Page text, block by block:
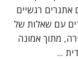
רגשיים
עם שאלות של
מתוך אמונה
...